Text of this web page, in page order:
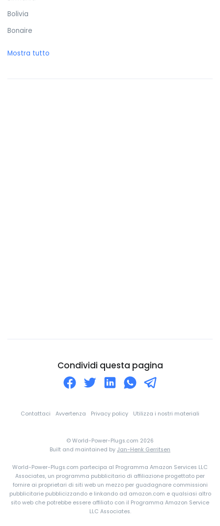
Bolivia
Bonaire
Brasile
Costa Rica
Danimarca
Dominica
Mostra tutto
Condividi questa pagina
Contattaci Avvertenza Privacy policy Utilizza i nostri materiali
© World-Power-Plugs.com 2026
Built and maintained by Jan-Henk Gerritsen
World-Power-Plugs.com partecipa al Programma Amazon Services LLC
Associates, un programma pubblicitario di affiliazione progettato per
fornire ai proprietari di siti web un mezzo per guadagnare commissioni
pubblicitarie pubblicizzando e linkando ad amazon.com e qualsiasi altro
sito web che potrebbe essere affiliato con il Programma Amazon Service
LLC Associates.